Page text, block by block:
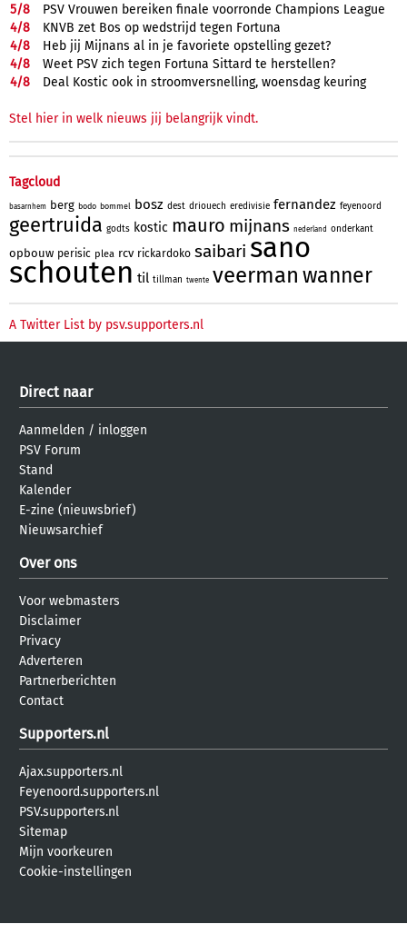
5/8
PSV Vrouwen bereiken finale voorronde Champions League
4/8
KNVB zet Bos op wedstrijd tegen Fortuna
4/8
Heb jij Mijnans al in je favoriete opstelling gezet?
4/8
Weet PSV zich tegen Fortuna Sittard te herstellen?
4/8 Deal Kostic ook in stroomversnelling, woensdag keuring
Stel hier in welk nieuws jij belangrijk vindt.
Tagcloud
basarnhem berg bodo bommel bosz dest driouech eredivisie fernandez feyenoord
geertruida godts kostic mauro mijnans nederland onderkant
opbouw perisic plea rcv rickardoko saibari sano
schouten til tillman twente veerman wanner
A Twitter List by psv.supporters.nl
Direct naar
Aanmelden / inloggen
PSV Forum
Stand
Kalender
E-zine (nieuwsbrief)
Nieuwsarchief
Over ons
Voor webmasters
Disclaimer
Privacy
Adverteren
Partnerberichten
Contact
Supporters.nl
Ajax.supporters.nl
Feyenoord.supporters.nl
PSV.supporters.nl
Sitemap
Mijn voorkeuren
Cookie-instellingen